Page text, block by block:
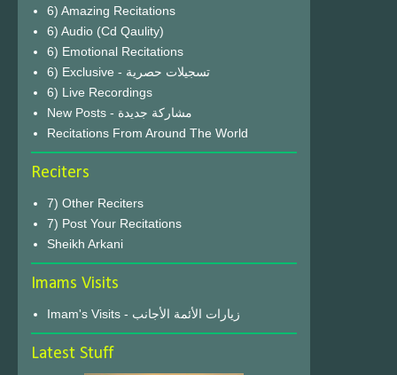
6) Amazing Recitations
6) Audio (Cd Qaulity)
6) Emotional Recitations
6) Exclusive - تسجيلات حصرية
6) Live Recordings
New Posts - مشاركة جديدة
Recitations From Around The World
Reciters
7) Other Reciters
7) Post Your Recitations
Sheikh Arkani
Imams Visits
Imam's Visits - زيارات الأئمة الأجانب
Latest Stuff